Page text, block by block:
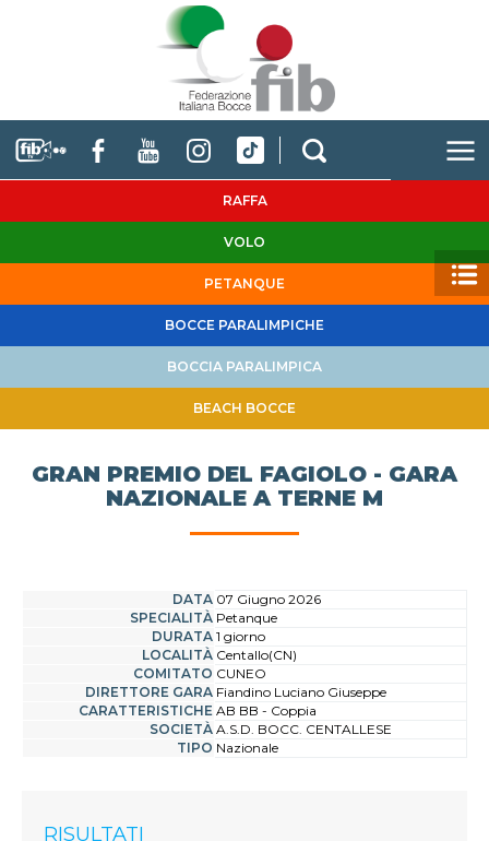
RAFFA
VOLO
PETANQUE
BOCCE PARALIMPICHE
BOCCIA PARALIMPICA
BEACH BOCCE
GRAN PREMIO DEL FAGIOLO - GARA
NAZIONALE A TERNE M
DATA 07 Giugno 2026
SPECIALITÀ Petanque
DURATA 1 giorno
LOCALITÀ Centallo(CN)
COMITATO CUNEO
DIRETTORE GARA Fiandino Luciano Giuseppe
CARATTERISTICHE AB BB - Coppia
SOCIETÀ A.S.D. BOCC. CENTALLESE
TIPO Nazionale
RISULTATI